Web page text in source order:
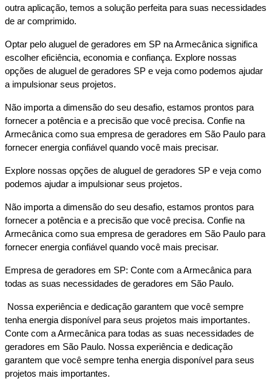
outra aplicação, temos a solução perfeita para suas necessidades
de ar comprimido.
Optar pelo aluguel de geradores em SP na Armecânica significa
escolher eficiência, economia e confiança. Explore nossas
opções de aluguel de geradores SP e veja como podemos ajudar
a impulsionar seus projetos.
Não importa a dimensão do seu desafio, estamos prontos para
fornecer a potência e a precisão que você precisa. Confie na
Armecânica como sua empresa de geradores em São Paulo para
fornecer energia confiável quando você mais precisar.
Explore nossas opções de aluguel de geradores SP e veja como
podemos ajudar a impulsionar seus projetos.
Não importa a dimensão do seu desafio, estamos prontos para
fornecer a potência e a precisão que você precisa. Confie na
Armecânica como sua empresa de geradores em São Paulo para
fornecer energia confiável quando você mais precisar.
Empresa de geradores em SP: Conte com a Armecânica para
todas as suas necessidades de geradores em São Paulo.
Nossa experiência e dedicação garantem que você sempre
tenha energia disponível para seus projetos mais importantes.
Conte com a Armecânica para todas as suas necessidades de
geradores em São Paulo. Nossa experiência e dedicação
garantem que você sempre tenha energia disponível para seus
projetos mais importantes.